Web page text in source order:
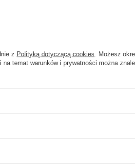
Normokaloryczna
z Polityką dotyczącą cookies . Możesz
temat warunków i prywatności można